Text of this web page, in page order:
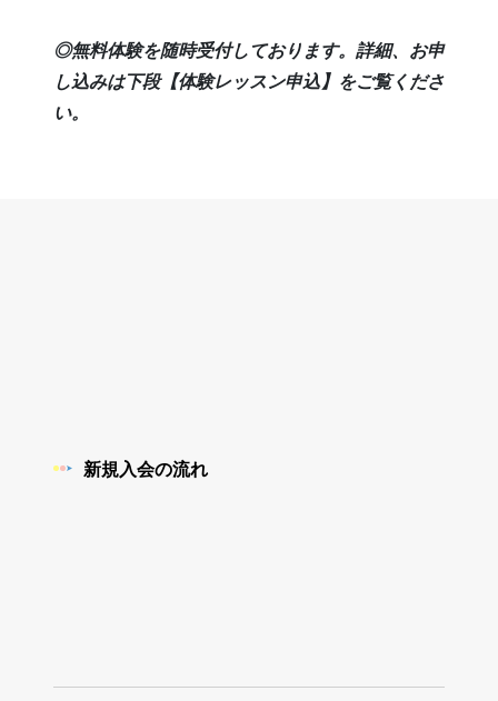
◎無料体験を随時受付しております。詳細、お申
し込みは下段【体験レッスン申込】をご覧くださ
い。
新規入会の流れ